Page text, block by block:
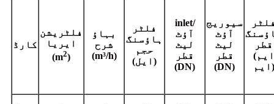
کارڈ
فلٹریشن
ایریا
(m2)
بہاؤ
شرح
(m³/h)
فلٹر
ہاؤسنگ
حجم
(ایل)
inlet/
آؤٹ
لیٹ
قطر
(DN)
سیوریج
آؤٹ
لیٹ
قطر
(DN)
قطر
(ایم
ایم)